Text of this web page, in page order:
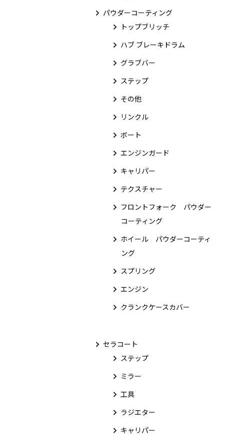
パウダーコーティング
トップブリッチ
ハブ ブレーキドラム
グラブバー
ステップ
その他
リンクル
ボート
エンジンガード
キャリパー
テクスチャー
フロントフォーク パウダー
コーティング
ホイール パウダーコーティ
ング
スプリング
エンジン
クランクケースカバー
セラコート
ステップ
ミラー
工具
ラジエター
キャリパー